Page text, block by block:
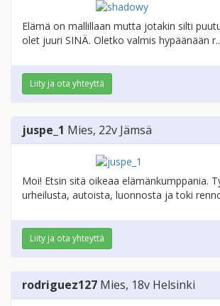
Elämä on mallillaan mutta jotakin silti
olet juuri SINÄ. Oletko valmis hypäänään
Liity ja ota yhteyttä
juspe_1 Mies, 22v Jämsä
Moi! Etsin sitä oikeaa elämänkumppania.
urheilusta, autoista, luonnosta ja toki
Liity ja ota yhteyttä
rodriguez127 Mies, 18v Helsinki